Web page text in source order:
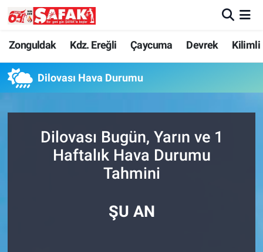
Zonguldak Kdz. Ereğli Çaycuma Devrek Kilimli
Dilovası Hava Durumu
Dilovası Bugün, Yarın ve 1
Haftalık Hava Durumu
Tahmini
ŞU AN
Zonguldak
Kdz. Ereğli
Devrek
Kilimli
Zonguldak Nöbetçi Eczaneler
Zonguldak Hava Durumu
Zonguldak Trafik Yoğunluk Haritası
Süper Lig Puan Durumu ve Fikstür
Son Dakika Haberleri